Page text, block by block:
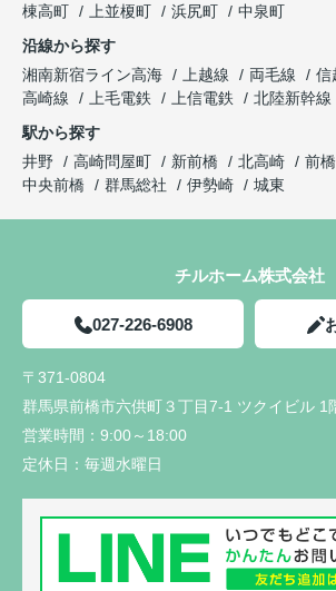
棟高町
上並榎町 浜尻町
中泉町
沿線から探す
湘南新宿ライン高海
上越線 両毛線 信
高崎線
上毛電鉄 上信電鉄 北陸新幹線
駅から探す
井野
高崎問屋町 新前橋 北高崎 前橋
中央前橋
群馬総社 伊勢崎 城東
チルホーム株式会社
027-226-6908
〒371-0804
群馬県前橋市六供町３丁目7-1 ツクイビル 1
営業時間： 9:00～18:00
定休日： 毎週水曜日